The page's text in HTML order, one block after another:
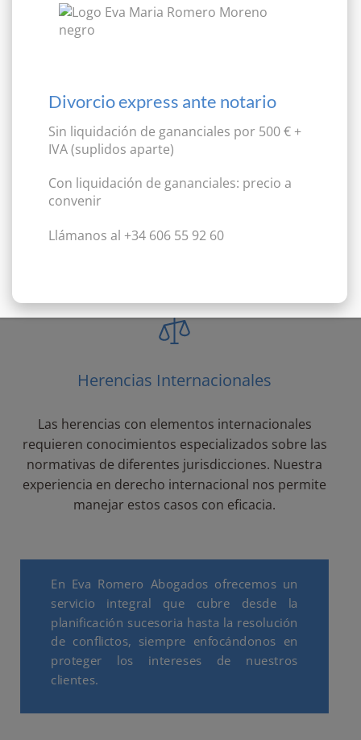
adecuado son esenciales para resolver estos
conflictos de manera efectiva.
Impuestos Sucesorios
La correcta liquidación del impuesto de sucesiones
es fundamental para evitar sanciones fiscales y
contratiempos. Asesoramos a nuestros clientes en la
Herencias Internacionales
Las herencias con elementos internacionales
requieren conocimientos especializados sobre las
normativas de diferentes jurisdicciones. Nuestra
experiencia en derecho internacional nos permite
manejar estos casos con eficacia.
En Eva Romero Abogados ofrecemos un
servicio integral que cubre desde la
planificación sucesoria hasta la resolución
de conflictos, siempre enfocándonos en
proteger los intereses de nuestros
clientes.
Divorcio express ante notario
Sin liquidación de gananciales por 500 € +
IVA(suplidos aparte)
Con liquidación de gananciales: precio a
convenir
Llámanos al +34 606 55 92 60